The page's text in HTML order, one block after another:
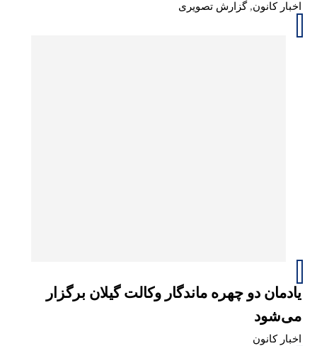
اخبار کانون,گزارش تصویری
یادمان دو چهره ماندگار وکالت گیلان برگزار
می‌شود
اخبار کانون